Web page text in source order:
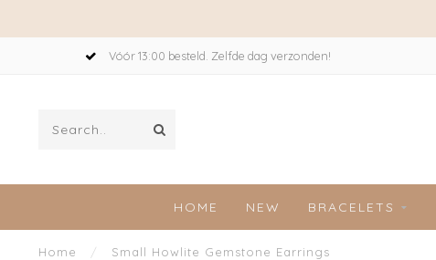
Vóór 13:00 besteld. Zelfde dag verzonden!
HOME NEW BRACELETS
Home / Small Howlite Gemstone Earrings